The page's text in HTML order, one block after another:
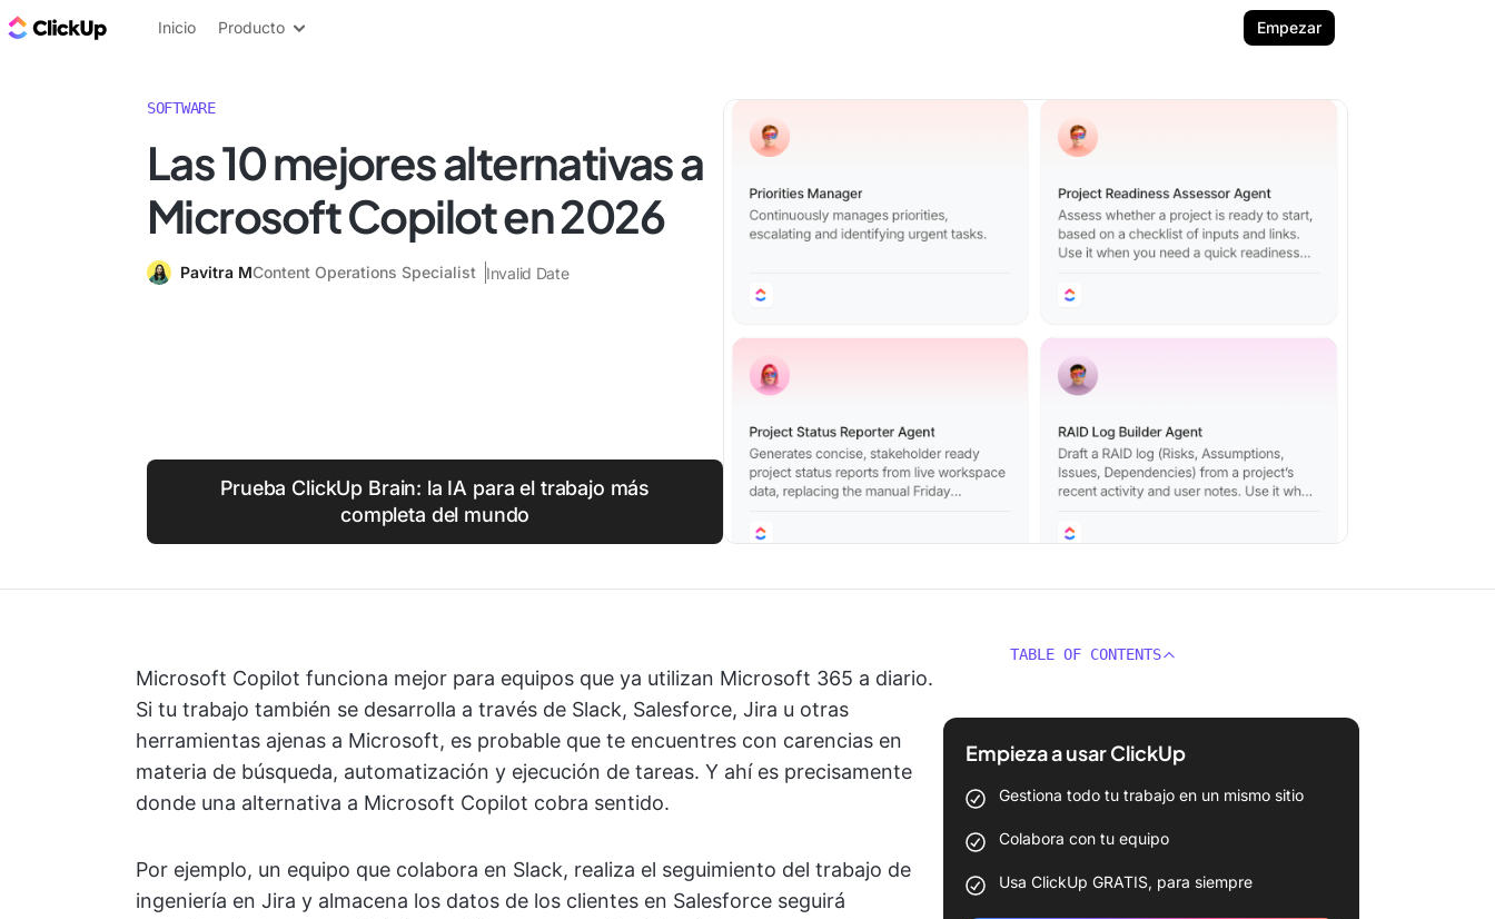
ClickUp Blog
Inicio Producto Empezar
SOFTWARE
Las 10 mejores alternativas a
Microsoft Copilot en 2026
Pavitra MContent Operations Specialist Invalid Date
Prueba ClickUp Brain: la IA para el trabajo más
completa del mundo
Microsoft Copilot funciona mejor para equipos que ya utilizan Microsoft 365 a diario.
Si tu trabajo también se desarrolla a través de Slack, Salesforce, Jira u otras
herramientas ajenas a Microsoft, es probable que te encuentres con carencias en
materia de búsqueda, automatización y ejecución de tareas. Y ahí es precisamente
donde una alternativa a Microsoft Copilot cobra sentido.
Por ejemplo, un equipo que colabora en Slack, realiza el seguimiento del trabajo de
ingeniería en Jira y almacena los datos de los clientes en Salesforce seguirá
TABLE OF CONTENTS
Empieza a usar ClickUp
Gestiona todo tu trabajo en un mismo sitio
Colabora con tu equipo
Usa ClickUp GRATIS, para siempre